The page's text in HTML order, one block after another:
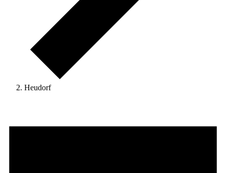
Heudorf